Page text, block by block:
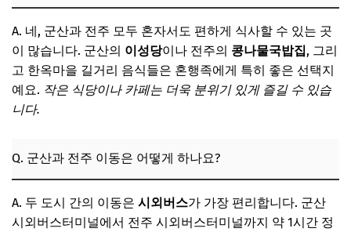
A. 네, 군산과 전주 모두 혼자서도 편하게 식사할 수 있는 곳
이 많습니다. 군산의 이성당이나 전주의 콩나물국밥집, 그리
고 한옥마을 길거리 음식들은 혼행족에게 특히 좋은 선택지
예요. 작은 식당이나 카페는 더욱 분위기 있게 즐길 수 있습
니다.
Q. 군산과 전주 이동은 어떻게 하나요?
A. 두 도시 간의 이동은 시외버스가 가장 편리합니다. 군산
시외버스터미널에서 전주 시외버스터미널까지 약 1시간 정